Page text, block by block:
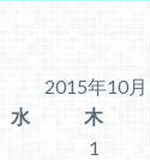
2015年10月
水 木
1